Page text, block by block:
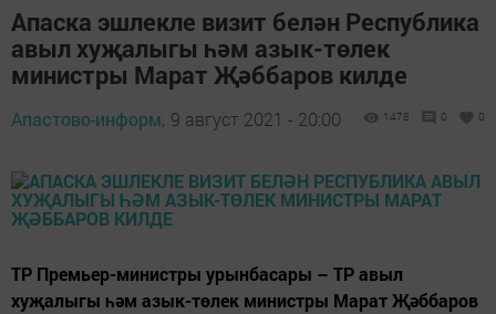
Апаска эшлекле визит белән Республика
авыл хуҗалыгы һәм азык-төлек
министры Марат Җәббаров килде
Апастово-информ, 9 август 2021 - 20:00 1478 0 0
ТР Премьер-министры урынбасары – ТР авыл
хуҗалыгы һәм азык-төлек министры Марат Җәббаров